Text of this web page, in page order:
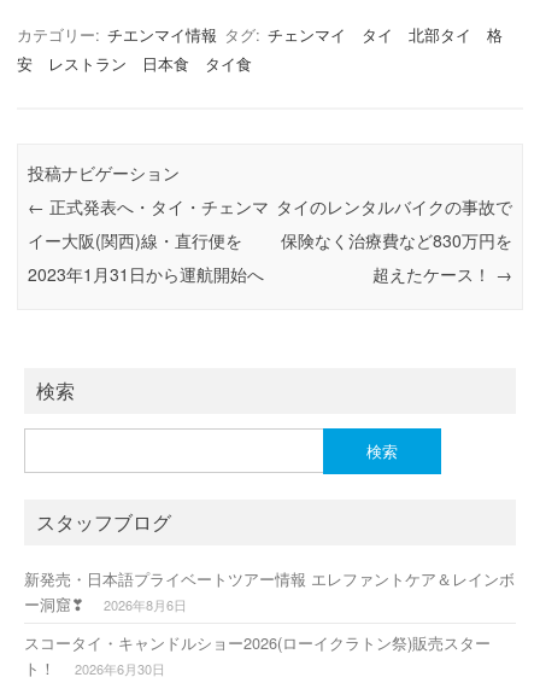
c
e
o
o
k
st
o
o
n
ail
カテゴリー: チエンマイ情報 タグ: チェンマイ タイ 北部タイ 格
安 レストラン 日本食 タイ食
投稿ナビゲーション
← 正式発表へ・タイ・チェンマ
イー大阪(関西)線・直行便を
2023年1月31日から運航開始へ
タイのレンタルバイクの事故で
保険なく治療費など830万円を
超えたケース！ →
検索
索:
スタッフブログ
新発売・日本語プライベートツアー情報 エレファントケア＆レインボ
ー洞窟❣
2026年8月6日
スコータイ・キャンドルショー2026(ローイクラトン祭)販売スター
ト！
2026年6月30日